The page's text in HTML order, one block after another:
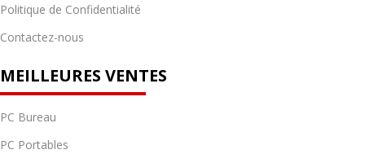
Politique de Confidentialité
Contactez-nous
MEILLEURES VENTES
PC Bureau
PC Portables